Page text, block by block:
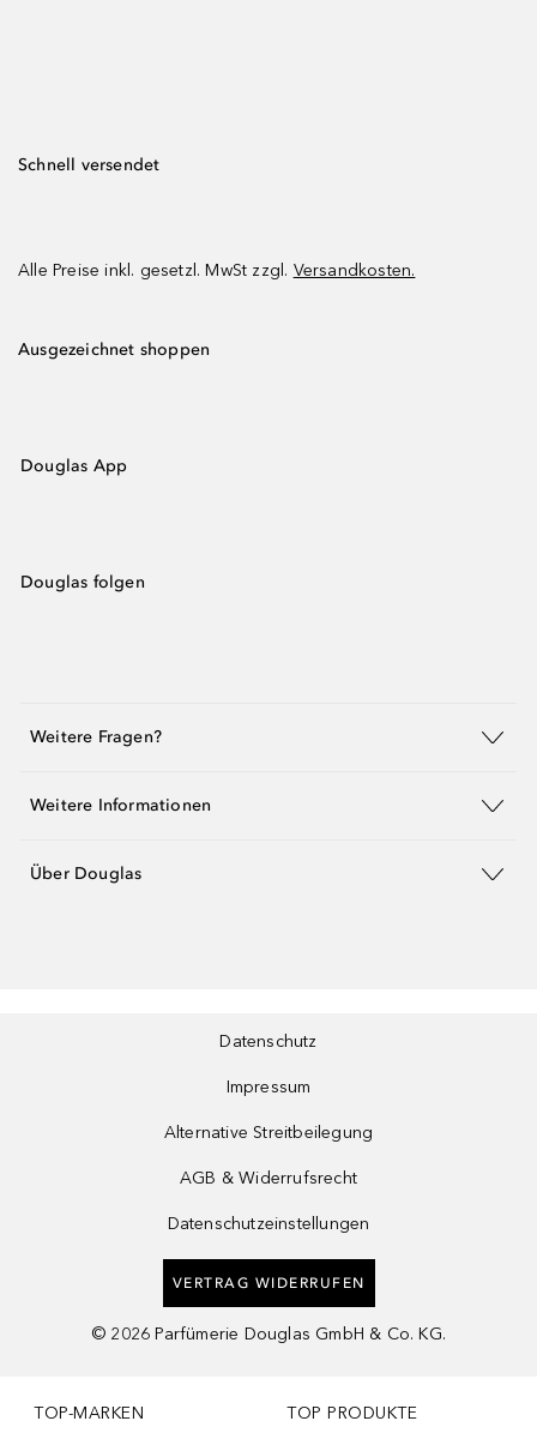
Schnell versendet
Alle Preise inkl. gesetzl. MwSt zzgl. Versandkosten.
Ausgezeichnet shoppen
Douglas App
Douglas folgen
Weitere Fragen?
Weitere Informationen
Über Douglas
Datenschutz
Impressum
Alternative Streitbeilegung
AGB & Widerrufsrecht
Datenschutzeinstellungen
VERTRAG WIDERRUFEN
© 2026 Parfümerie Douglas GmbH & Co. KG.
TOP-MARKEN TOP PRODUKTE